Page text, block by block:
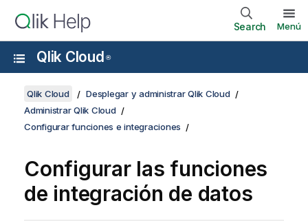
Search Menú
Qlik Cloud ®
Qlik Cloud
Desplegar y administrar Qlik Cloud
Administrar Qlik Cloud
Configurar funciones e integraciones
Configurar las funciones
de integración de datos